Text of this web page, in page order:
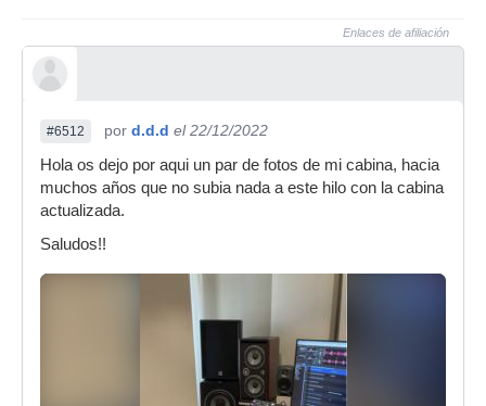
Enlaces de afiliación
#6512 por d.d.d el 22/12/2022
Hola os dejo por aqui un par de fotos de mi cabina, hacia
muchos años que no subia nada a este hilo con la cabina
actualizada.
Saludos!!